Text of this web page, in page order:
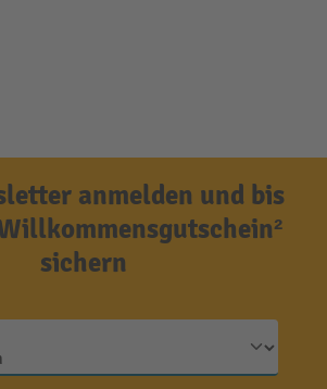
anmelden und bis
sichern